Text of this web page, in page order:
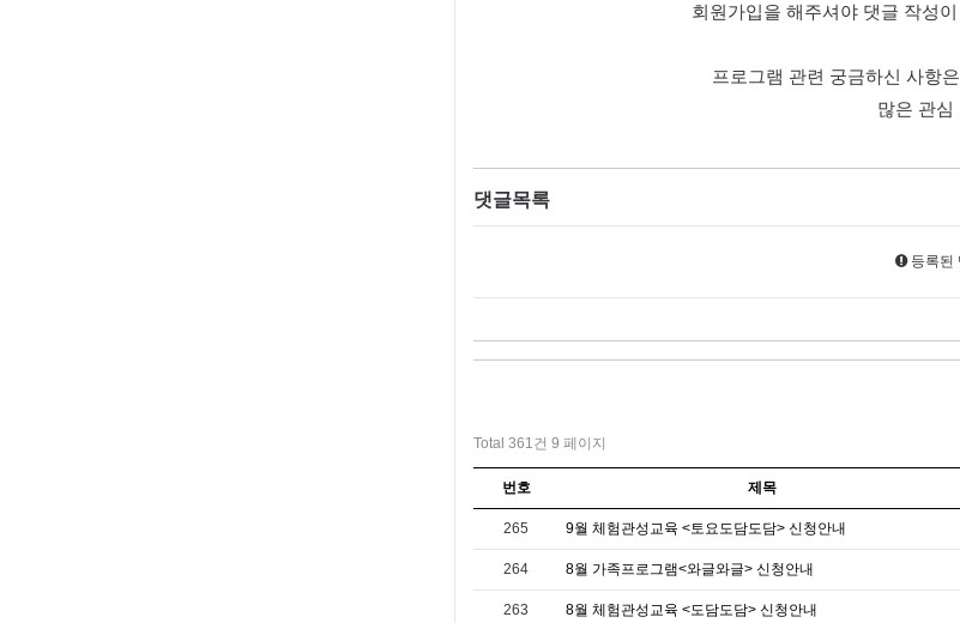
회원가입을 해주셔야 댓글 작성이
프로그램 관련 궁금하신 사항은
많은 관심
댓글목록
등록된
Total 361건 9 페이지
번호 제목
265 9월 체험관성교육 <토요도담도담> 신청안내
264 8월 가족프로그램<와글와글> 신청안내
263 8월 체험관성교육 <도담도담> 신청안내